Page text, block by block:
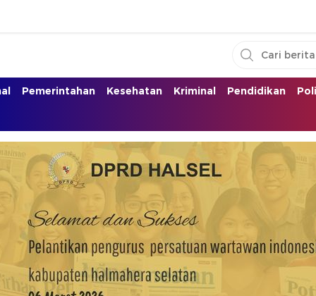
Pemerintahan Kesehatan Kriminal Pendidikan